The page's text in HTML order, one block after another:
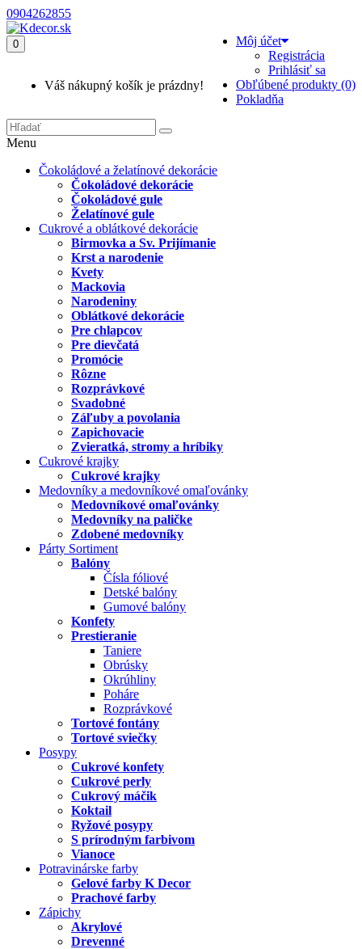
0904262855
Môj účet
Registrácia
Prihlásiť sa
Obľúbené produkty (0)
Pokladňa
0
Váš nákupný košík je prázdny!
Menu
Čokoládové a želatínové dekorácie
Čokoládové dekorácie
Čokoládové gule
Želatínové gule
Cukrové a oblátkové dekorácie
Birmovka a Sv. Prijímanie
Krst a narodenie
Kvety
Mackovia
Narodeniny
Oblátkové dekorácie
Pre chlapcov
Pre dievčatá
Promócie
Rôzne
Rozprávkové
Svadobné
Záľuby a povolania
Zapichovacie
Zvieratká, stromy a hríbiky
Cukrové krajky
Cukrové krajky
Medovníky a medovníkové omaľovánky
Medovníkové omaľovánky
Medovníky na paličke
Zdobené medovníky
Párty Sortiment
Balóny
Čísla fóliové
Detské balóny
Gumové balóny
Konfety
Prestieranie
Taniere
Obrúsky
Okrúhliny
Poháre
Rozprávkové
Tortové fontány
Tortové sviečky
Posypy
Cukrové konfety
Cukrové perly
Cukrový máčik
Koktail
Ryžové posypy
S prírodným farbivom
Vianoce
Potravinárske farby
Gelové farby K Decor
Prachové farby
Zápichy
Akrylové
Drevenné